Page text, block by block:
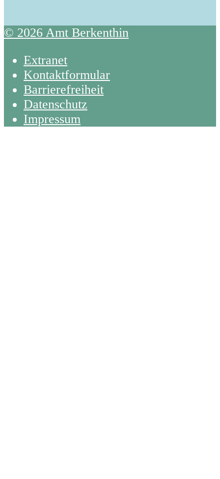
© 2026 Amt Berkenthin
Extranet
Kontaktformular
Barrierefreiheit
Datenschutz
Impressum